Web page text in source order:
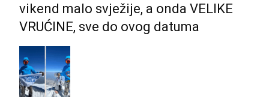
vikend malo svježije, a onda VELIKE
VRUĆINE, sve do ovog datuma